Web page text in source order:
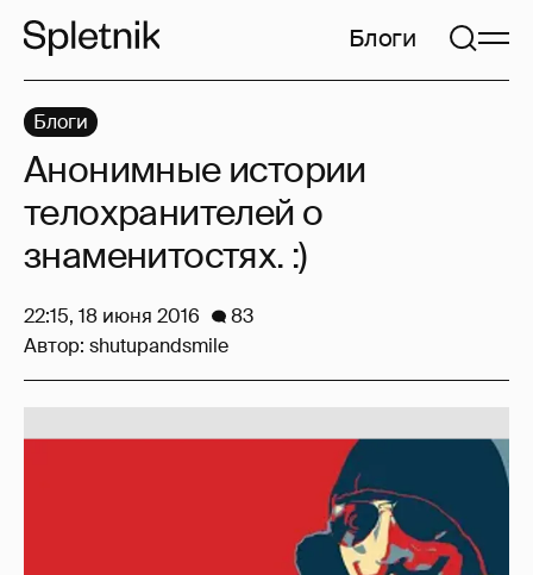
Блоги
Блоги
Анонимные истории
телохранителей о
знаменитостях. :)
22:15, 18 июня 2016
83
Автор: shutupandsmile